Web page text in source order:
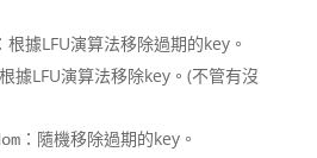
根據LFU演算法移除過期的key。
據LFU演算法移除key。(不管有沒
：隨機移除過期的key。